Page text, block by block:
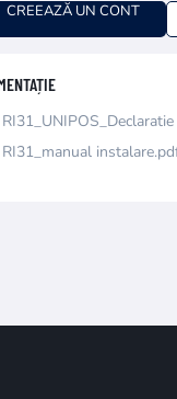
CREEAZĂ UN CONT
RI31_manual